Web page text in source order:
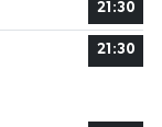
21:30
21:30